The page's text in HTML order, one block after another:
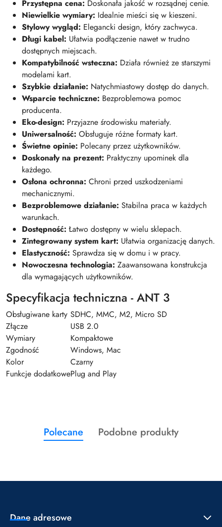
Przystępna cena: Doskonała jakość w rozsądnej cenie.
Niewielkie wymiary: Idealnie mieści się w kieszeni.
Stylowy wygląd: Elegancki design, który zachwyca.
Długi kabel: Ułatwia podłączenie nawet w trudno
dostępnych miejscach.
Kompatybilność wsteczna: Działa również ze starszymi
modelami kart.
Szybkie działanie: Natychmiastowy dostęp do danych.
Wsparcie techniczne: Bezproblemowa pomoc
producenta.
Eko-design: Przyjazne środowisku materiały.
Uniwersalność: Obsługuje różne formaty kart.
Świetne opinie: Polecany przez użytkowników.
Doskonały na prezent: Praktyczny upominek dla
każdego.
Osłona ochronna: Chroni przed uszkodzeniami
mechanicznymi.
Bezproblemowe działanie: Stabilna praca w każdych
warunkach.
Dostępność: Łatwo dostępny w wielu sklepach.
Zintegrowany system kart: Ułatwia organizację danych.
Elastyczność: Sprawdza się w domu i w pracy.
Nowoczesna technologia: Zaawansowana konstrukcja
dla wymagających użytkowników.
Specyfikacja techniczna - ANT 3
Obsługiwane karty SDHC, MMC, M2, Micro SD
Złącze
USB 2.0
Wymiary
Kompaktowe
Zgodność
Windows, Mac
Kolor
Czarny
Funkcje dodatkowePlug and Play
Pomiń karuzelę produktów
Produkty
o
Polecane
Produkty
Podobne produkty
Dane adresowe